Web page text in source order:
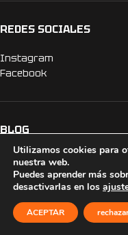
REDES SOCIALES
Instagram
Facebook
BLOG
15 ideas originales para
CATEGORÍAS
Camisetas
Utilizamos cookies para
nuestra web.
Puedes aprender más
desactivarlas en los
ACEPTAR